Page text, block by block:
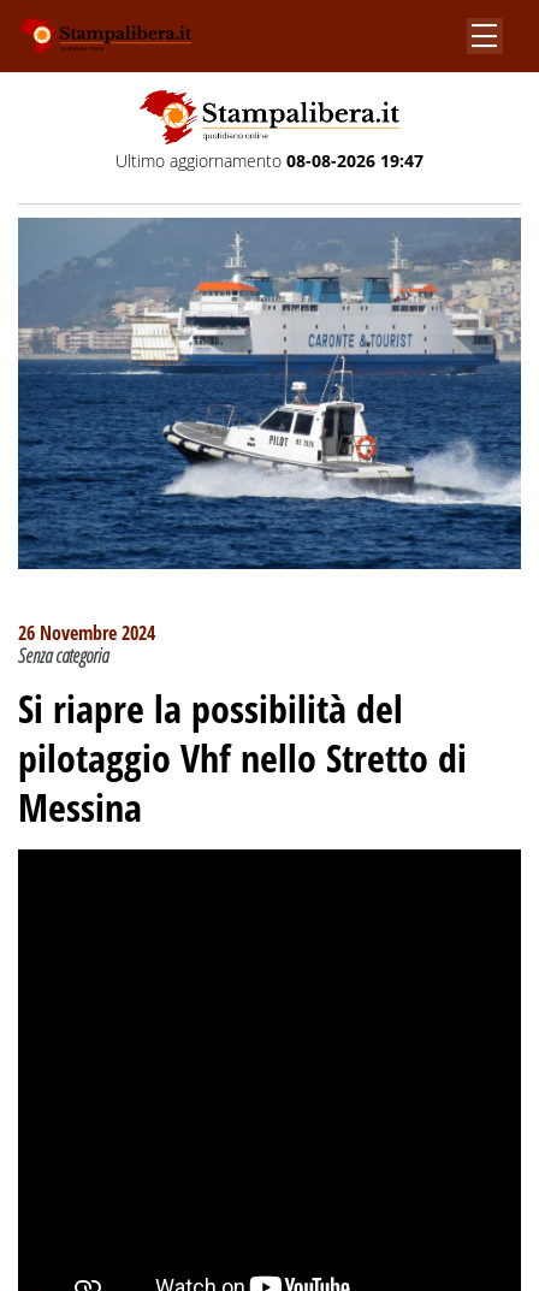
Ultimo aggiornamento 08-08-2026 19:47
26 Novembre 2024
Senza categoria
Si riapre la possibilità del
pilotaggio Vhf nello Stretto di
Messina